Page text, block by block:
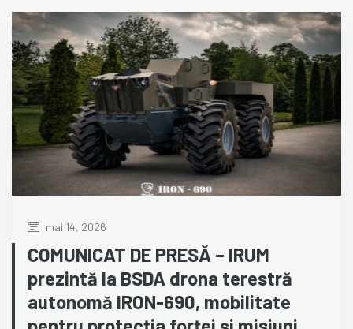
mai 14, 2026
COMUNICAT DE PRESĂ – IRUM
prezintă la BSDA drona terestră
autonomă IRON-690, mobilitate